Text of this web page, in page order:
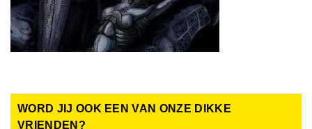
WORD JIJ OOK EEN VAN ONZE DIKKE
VRIENDEN?